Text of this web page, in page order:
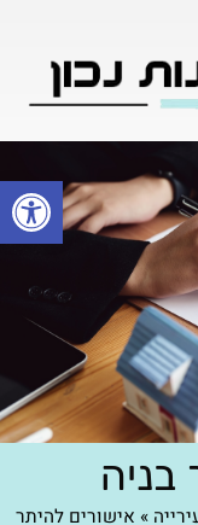
פתח
בניה
» אישורים להיתר